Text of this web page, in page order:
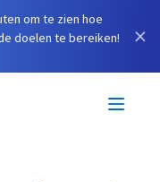
om te zien hoe
doelen te bereiken!
×